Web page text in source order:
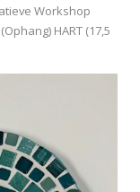
Workshop
HART (17,5